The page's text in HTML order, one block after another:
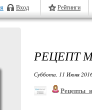
Вход Рейтинги
РЕЦЕПТ
Суббота, 11 Июня